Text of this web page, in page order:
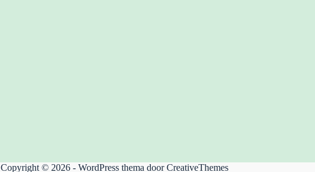
Copyright © 2026 - WordPress thema doorCreativeThemes